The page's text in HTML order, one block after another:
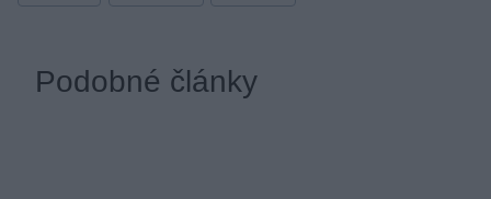
Podobné články